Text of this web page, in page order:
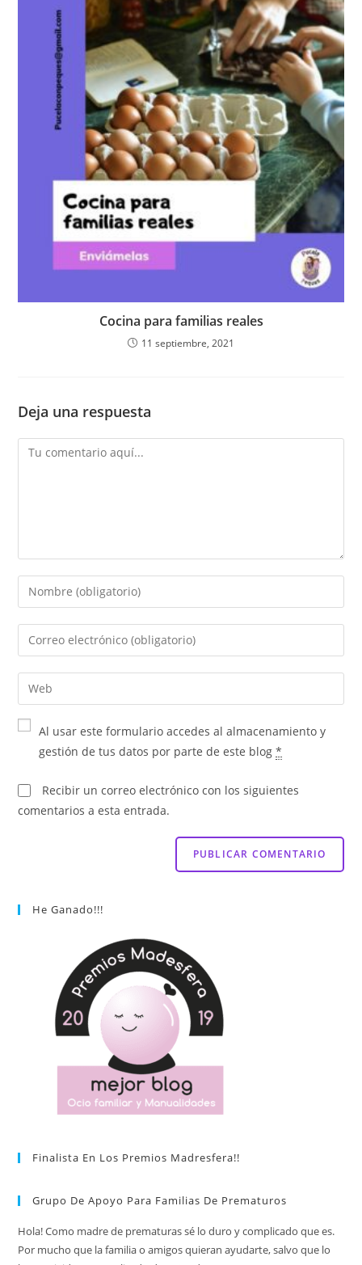
Cocina para familias reales
11 septiembre, 2021
Deja una respuesta
Al usar este formulario accedes al almacenamiento y
gestión de tus datos por parte de este blog*
Recibir un correo electrónico con los siguientes
comentarios a esta entrada.
He Ganado!!!
Finalista En Los Premios Madresfera!!
Grupo De Apoyo Para Familias De Prematuros
Hola! Como madre de prematuras sé lo duro y complicado que es.
Por mucho que la familia o amigos quieran ayudarte, salvo que lo